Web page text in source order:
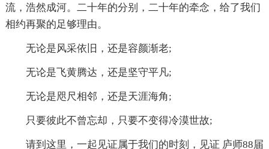
流，浩然成河。二十年的分别，二十年的牵念，给了我们
相约再聚的足够理由。
无论是风采依旧，还是容颜渐老;
无论是飞黄腾达，还是坚守平凡;
无论是咫尺相邻，还是天涯海角;
只要彼此不曾忘却，只要不变得冷漠世故;
请到这里，一起见证属于我们的时刻，见证 庐师88届